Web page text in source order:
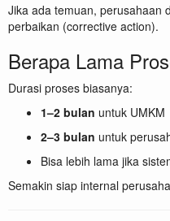
Jika ada temuan, perusahaan
perbaikan (corrective action).
Berapa Lama
Durasi proses biasanya:
1–2 bulan untuk UMKM
2–3 bulan untuk
Bisa lebih lama jika
Semakin siap internal